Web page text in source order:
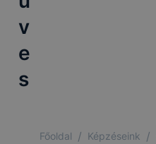
v
e
s
Főoldal / Képzéseink /